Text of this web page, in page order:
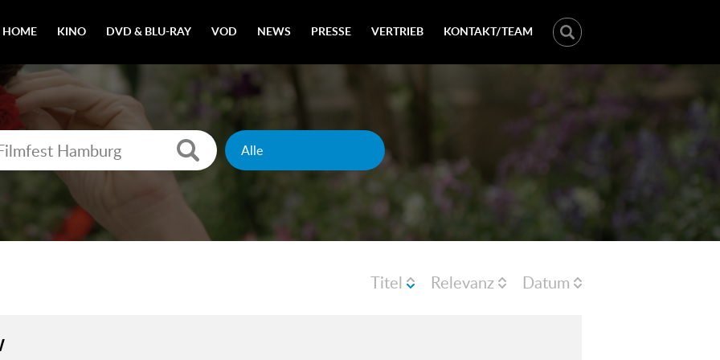
HOME KINO DVD & BLU-RAY VOD NEWS PRESSE VERTRIEB KONTAKT/TEAM
Titel Relevanz Datum